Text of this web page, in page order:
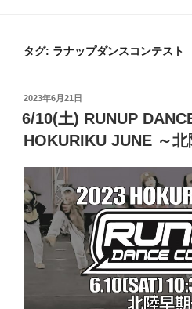
タグ: ラナップダンスコンテスト
投
稿
日:
2023年6月21日
6/10(土) RUNUP
HOKURIKU JUNE ～